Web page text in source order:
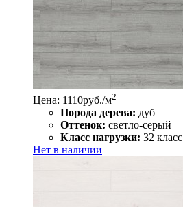
Цена: 1110руб./м2
Порода дерева: дуб
Оттенок: светло-серый
Класс нагрузки: 32 класс
Нет в наличии